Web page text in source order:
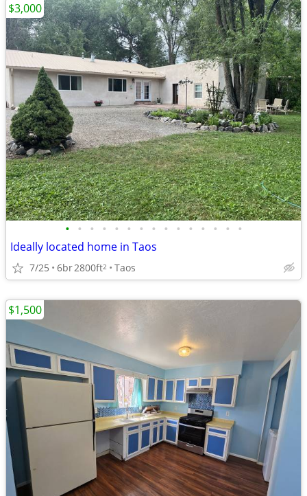
• • • • • • • • • • • • • • •
Ideally located home in Taos
7/25 6br2800ft2 Taos
$3,000
$1,500